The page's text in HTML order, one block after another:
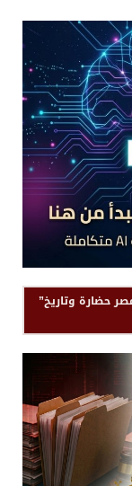
حضارة وتاريخ”